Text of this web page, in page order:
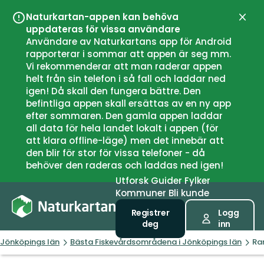
Naturkartan-appen kan behöva
uppdateras för vissa användare
Användare av Naturkartans app för Android
rapporterar i sommar att appen är seg mm.
Vi rekommenderar att man raderar appen
helt från sin telefon i så fall och laddar ned
igen! Då skall den fungera bättre. Den
befintliga appen skall ersättas av en ny app
efter sommaren. Den gamla appen laddar
all data för hela landet lokalt i appen (för
att klara offline-läge) men det innebär att
den blir för stor för vissa telefoner - då
behöver den raderas och laddas ned igen!
Lukk
UtforskGuiderFylker
Kommuner Bli kunde
Registrer
deg
Logg
inn
Jönköpings län Bästa Fiskevårdsområdena i Jönköpings län